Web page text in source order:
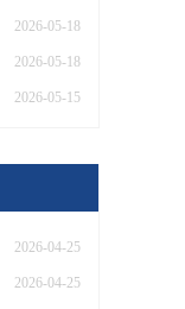
2026-05-18
2026-05-18
2026-05-15
2026-04-25
2026-04-25